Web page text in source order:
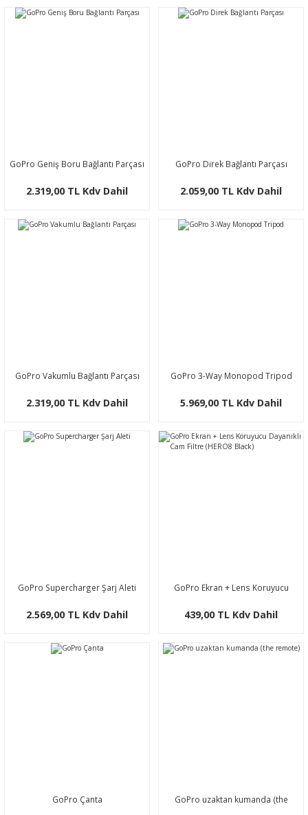
GoPro Geniş Boru Bağlantı Parçası
2.319,00 TL Kdv Dahil
GoPro Direk Bağlantı Parçası
2.059,00 TL Kdv Dahil
GoPro Vakumlu Bağlantı Parçası
2.319,00 TL Kdv Dahil
GoPro 3-Way Monopod Tripod
5.969,00 TL Kdv Dahil
GoPro Supercharger Şarj Aleti
2.569,00 TL Kdv Dahil
GoPro Ekran + Lens Koruyucu
439,00 TL Kdv Dahil
GoPro Çanta
GoPro uzaktan kumanda (the